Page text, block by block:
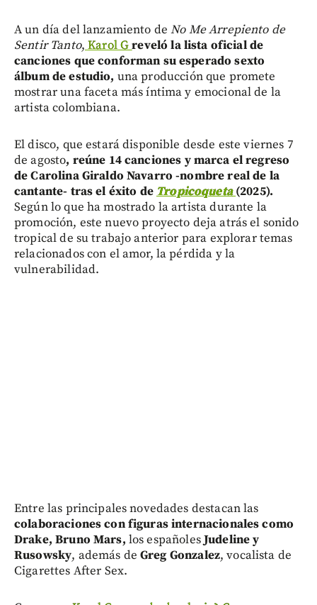
A un día del lanzamiento deNo Me Arrepiento de
Sentir Tanto, Karol Greveló la lista oficial de
canciones que conforman su esperado sexto
álbum de estudio, una producción que promete
mostrar una faceta más íntima y emocional de la
artista colombiana.
El disco, que estará disponible desde este viernes 7
de agosto, reúne 14 canciones y marca el regreso
de Carolina Giraldo Navarro -nombre real de la
cantante- tras el éxito de Tropicoqueta (2025).
Según lo que ha mostrado la artista durante la
promoción, este nuevo proyecto deja atrás el sonido
tropical de su trabajo anterior para explorar temas
relacionados con el amor, la pérdida y la
vulnerabilidad.
Entre las principales novedades destacan las
colaboraciones con figuras internacionales como
Drake, Bruno Mars, los españolesJudeline y
Rusowsky, además de Greg Gonzalez, vocalista de
Cigarettes After Sex.